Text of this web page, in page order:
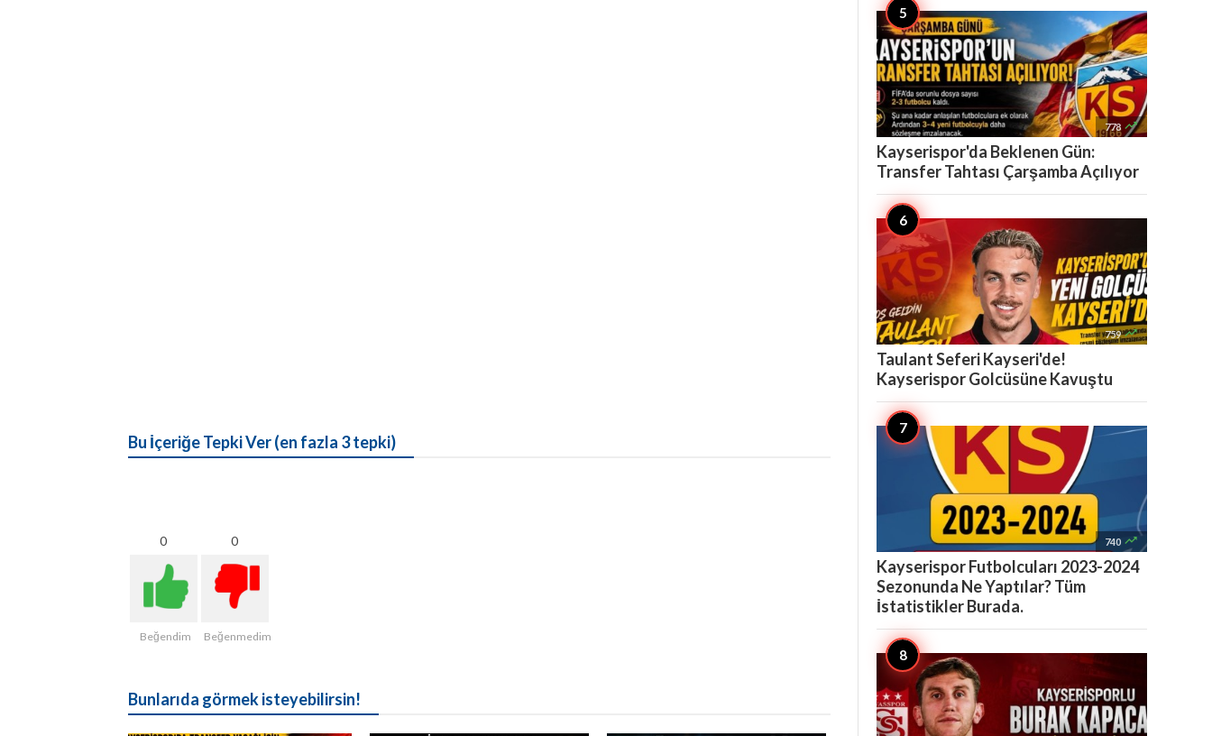
Bu İçeriğe Tepki Ver (en fazla 3 tepki)
0
Beğendim
0
Beğenmedim
Bunlarıda görmek isteyebilirsin!
778 
Kayserispor'da Beklenen Gün:
Transfer Tahtası Çarşamba Açılıyor
759 
Taulant Seferi Kayseri'de!
Kayserispor Golcüsüne Kavuştu
740 
Kayserispor Futbolcuları 2023-2024
Sezonunda Ne Yaptılar? Tüm
İstatistikler Burada.